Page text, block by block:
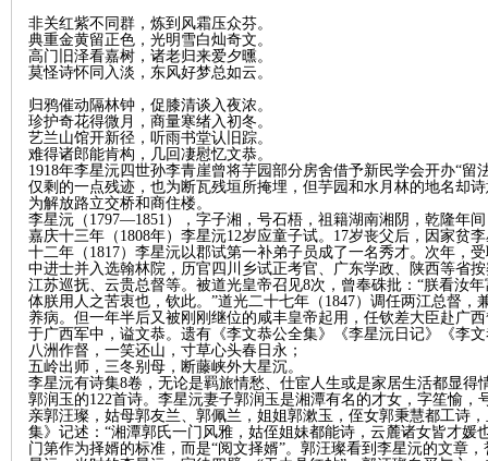
非关红紫不同群，炼到风霜压众芬。
典重金黄留正色，光明雪白灿奇文。
高门旧泽看嘉树，诸老归来爱夕曛。
莫怪诗怀同入淡，东风好梦总如云。
归鸦催动隔林钟，促膝清谈入夜浓。
珍护奇花得微月，商量寒绪入初冬。
艺兰山馆开新径，听雨书堂认旧踪。
难得诸郎能肯构，几回凄慰忆文恭。
1918年李星沅四世孙李青崖曾将芋园部分房舍借予新民学会开办“留
仅剩的一点残迹，也为断瓦残垣所掩埋，但芋园和水月林的地名却
为解放路立交桥和商住楼。
李星沅（1797—1851），字子湘，号石梧，祖籍湖南湘阴，乾隆年
嘉庆十三年（1808年）李星沅12岁应童子试。17岁丧父后，因家
十二年（1817）李星沅以郡试第一补弟子员成了一名秀才。次年，
中进士并入选翰林院，历官四川乡试正考官、广东学政、陕西等省
江苏巡抚、云贵总督等。被道光皇帝召见8次，曾奉硃批：“朕看汝
体朕用人之苦衷也，钦此。”道光二十七年（1847）调任两江总督
养病。但一年半后又被刚刚继位的咸丰皇帝起用，任钦差大臣赴广
于广西军中，谥文恭。遗有《李文恭公全集》《李星沅日记》《李
八洲作督，一笑还山，寸草心头春日永；
五岭出师，三冬别母，断藤峡外大星沉。
李星沅有诗集8卷，无论是羁旅情愁、仕宦人生或是家居生活都显
郭润玉的122首诗。李星沅妻子郭润玉是湘潭有名的才女，字笙愉
亲郭汪璨，姑母郭友兰、郭佩兰，姐姐郭漱玉，侄女郭秉慧都工诗
集》记述：“湘潭郭氏一门风雅，姑侄姐妹都能诗，云麓诸女皆才媛
门第作为择婿的标准，而是“阅文择婿”。郭汪璨看到李星沅的文章